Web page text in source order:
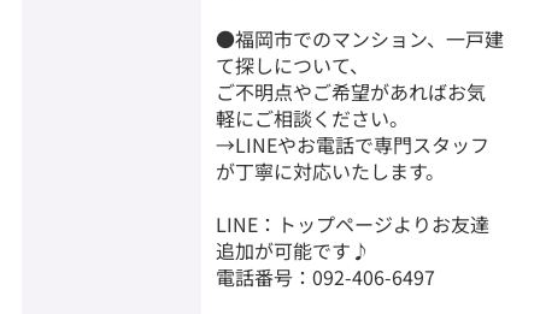
●福岡市でのマンション、一戸建
て探しについて、
ご不明点やご希望があればお気
軽にご相談ください。
→LINEやお電話で専門スタッフ
が丁寧に対応いたします。
LINE：トップページよりお友達
追加が可能です♪
電話番号：092-406-6497